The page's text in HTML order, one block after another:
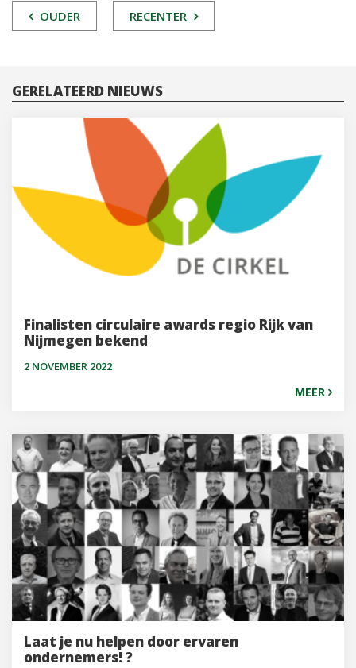
POST
OUDER RECENTER
GERELATEERD NIEUWS
Finalisten circulaire awards regio Rijk van
Nijmegen bekend
2 NOVEMBER 2022
MEER
Laat je nu helpen door ervaren
ondernemers! ?